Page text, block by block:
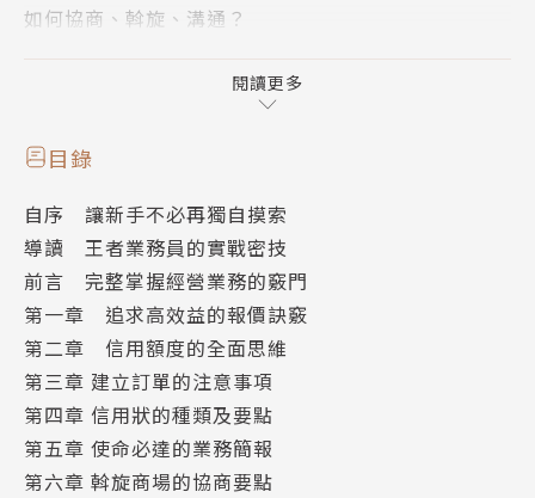
如何協商、斡旋、溝通？
本書由營收突破千億的企業主，分享親身經營業務的訣
竅，提點實務操作面的眉角，輔以真實案例說明，提供
系統性、全面性的業務養成法，一步步帶你建立業務專
作者簡介
曾國棟
1980年與友人合資創立友尚，從一個純貿易商的角
色，轉型為代理商，再擴大規模成為電子零組件通路
商。2000年成為台灣第一家上巿的通路公司，2009年
閱讀更多
目錄
自序 讓新手不必再獨自摸索
導讀 王者業務員的實戰密技
前言 完整掌握經營業務的竅門
第一章 追求高效益的報價訣竅
第二章 信用額度的全面思維
第三章 建立訂單的注意事項
第四章 信用狀的種類及要點
第五章 使命必達的業務簡報
第六章 斡旋商場的協商要點